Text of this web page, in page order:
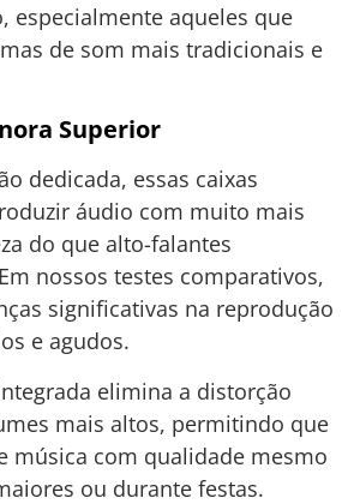
especialmente aqueles que
de som mais tradicionais e
Superior
dedicada, essas caixas
áudio com muito mais
do que alto-falantes
nossos testes comparativos,
significativas na reprodução
e agudos.
elimina a distorção
mais altos, permitindo que
música com qualidade mesmo
ou durante festas.